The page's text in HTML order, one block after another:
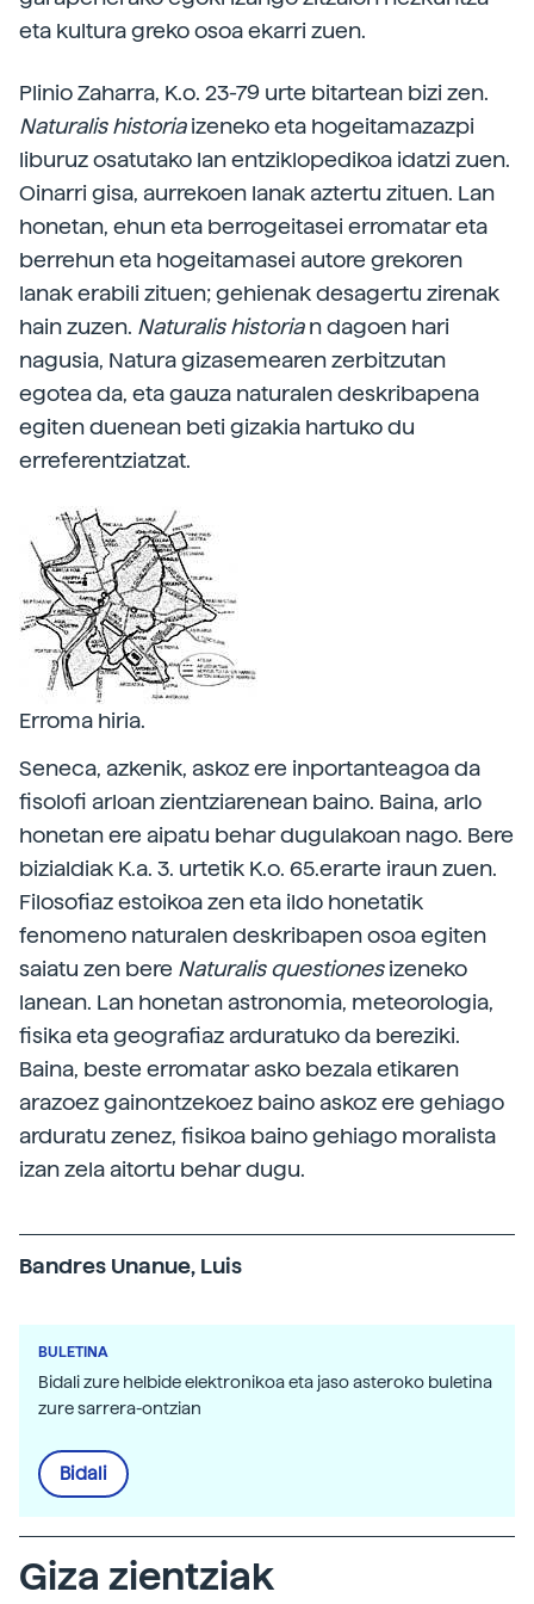
eta kultura greko osoa ekarri zuen.
Plinio Zaharra, K.o. 23-79 urte bitartean bizi zen.
Naturalishistoriaizeneko eta hogeitamazazpi
liburuz osatutako lan entziklopedikoa idatzi zuen.
Oinarri gisa, aurrekoen lanak aztertu zituen. Lan
honetan, ehun eta berrogeitasei erromatar eta
berrehun eta hogeitamasei autore grekoren
lanak erabili zituen; gehienak desagertu zirenak
hain zuzen. Naturalishistorian dagoen hari
nagusia, Natura gizasemearen zerbitzutan
egotea da, eta gauza naturalen deskribapena
egiten duenean beti gizakia hartuko du
erreferentziatzat.
Erroma hiria.
Seneca, azkenik, askoz ere inportanteagoa da
fisolofi arloan zientziarenean baino. Baina, arlo
honetan ere aipatu behar dugulakoan nago. Bere
bizialdiak K.a. 3. urtetik K.o. 65.erarte iraun zuen.
Filosofiaz estoikoa zen eta ildo honetatik
fenomeno naturalen deskribapen osoa egiten
saiatu zen bere Naturalisquestionesizeneko
lanean. Lan honetan astronomia, meteorologia,
fisika eta geografiaz arduratuko da bereziki.
Baina, beste erromatar asko bezala etikaren
arazoez gainontzekoez baino askoz ere gehiago
arduratu zenez, fisikoa baino gehiago moralista
izan zela aitortu behar dugu.
Bandres Unanue, Luis
BULETINA
Bidali zure helbide elektronikoa eta jaso asteroko buletina
zure sarrera-ontzian
Bidali
Giza zientziak